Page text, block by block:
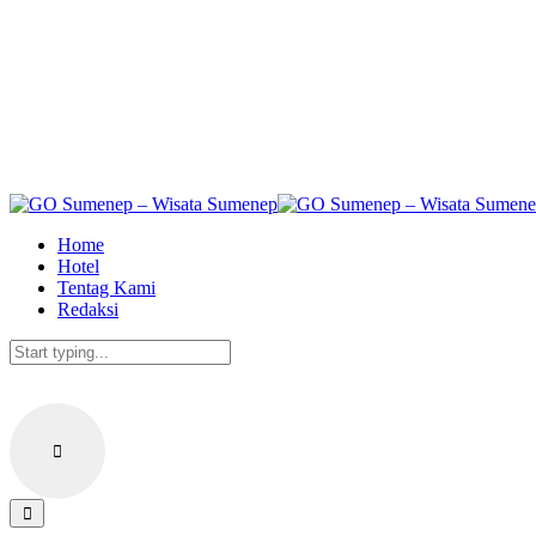
Home
Hotel
Tentag Kami
Redaksi